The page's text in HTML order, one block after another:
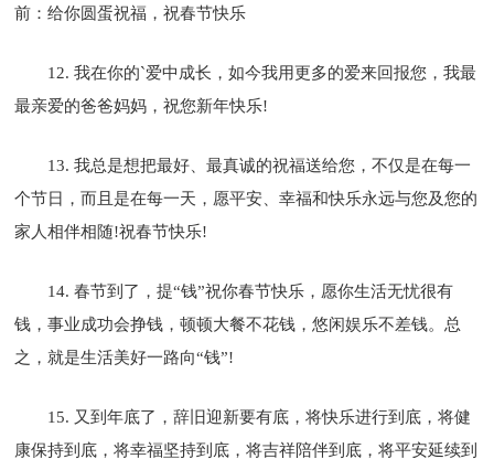
前：给你圆蛋祝福，祝春节快乐
12. 我在你的`爱中成长，如今我用更多的爱来回报您，我最
最亲爱的爸爸妈妈，祝您新年快乐!
13. 我总是想把最好、最真诚的祝福送给您，不仅是在每一
个节日，而且是在每一天，愿平安、幸福和快乐永远与您及您的
家人相伴相随!祝春节快乐!
14. 春节到了，提“钱”祝你春节快乐，愿你生活无忧很有
钱，事业成功会挣钱，顿顿大餐不花钱，悠闲娱乐不差钱。总
之，就是生活美好一路向“钱”!
15. 又到年底了，辞旧迎新要有底，将快乐进行到底，将健
康保持到底，将幸福坚持到底，将吉祥陪伴到底，将平安延续到